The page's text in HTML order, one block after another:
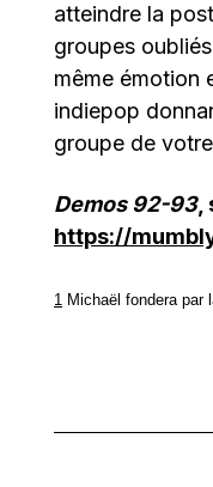
atteindre la
groupes
même émotion
indiepop
groupe de
Demos 92-93,
https://
1 Michaël fondera par